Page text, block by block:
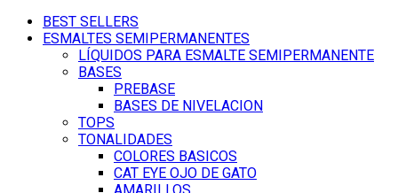
BEST SELLERS
ESMALTES SEMIPERMANENTES
LÍQUIDOS PARA ESMALTE SEMIPERMANENTE
BASES
PREBASE
BASES DE NIVELACION
TOPS
TONALIDADES
COLORES BASICOS
CAT EYE OJO DE GATO